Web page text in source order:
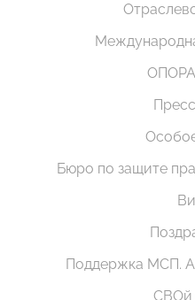
ОПОРА
Бюро по защите
Поддержка МСП.
СВОй